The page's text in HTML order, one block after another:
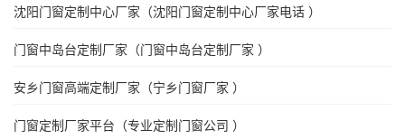
沈阳门窗定制中心厂家（沈阳门窗定制中心厂家电话 ）
门窗中岛台定制厂家（门窗中岛台定制厂家 ）
安乡门窗高端定制厂家（宁乡门窗厂家 ）
门窗定制厂家平台（专业定制门窗公司 ）